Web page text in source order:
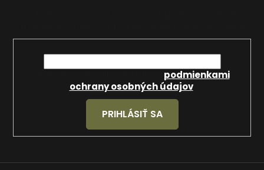
podmienkami
ochrany osobných údajov.
PRIHLÁSIŤ SA